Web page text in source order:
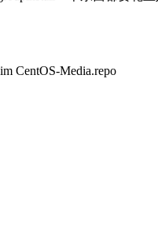
CentOS-Media.repo